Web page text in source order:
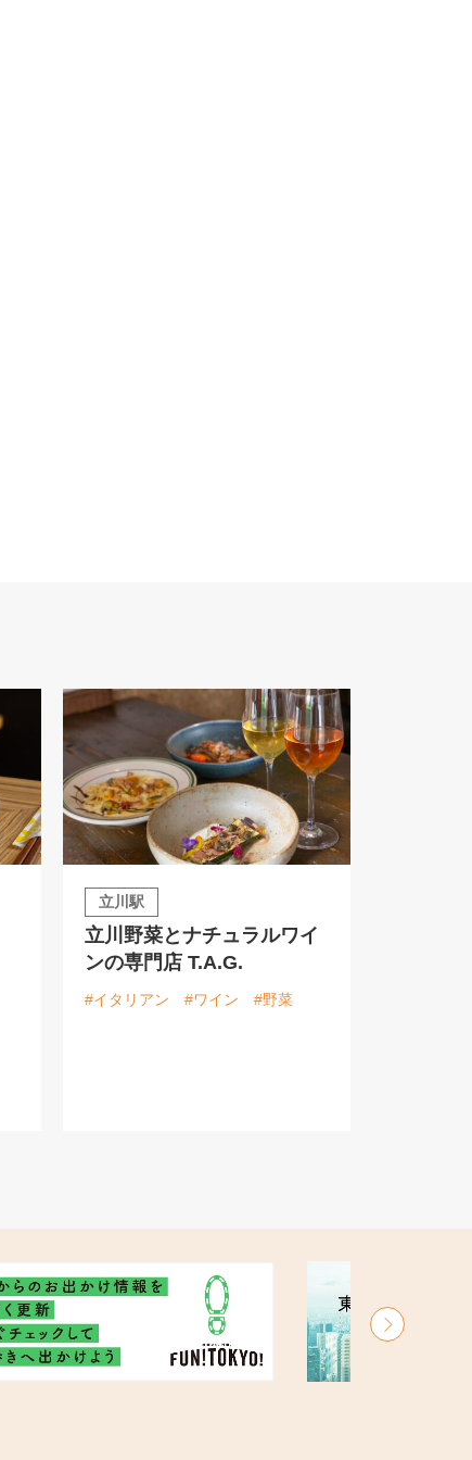
立川駅
立川野菜とナチュラルワイ
ンの専門店 T.A.G.
#イタリアン #ワイン #野菜